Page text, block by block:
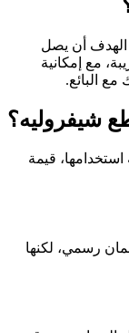
الهدف أن يصل
مع إمكانية
البائع.
شيفروليه؟
قيمة
رسمي، لكنها